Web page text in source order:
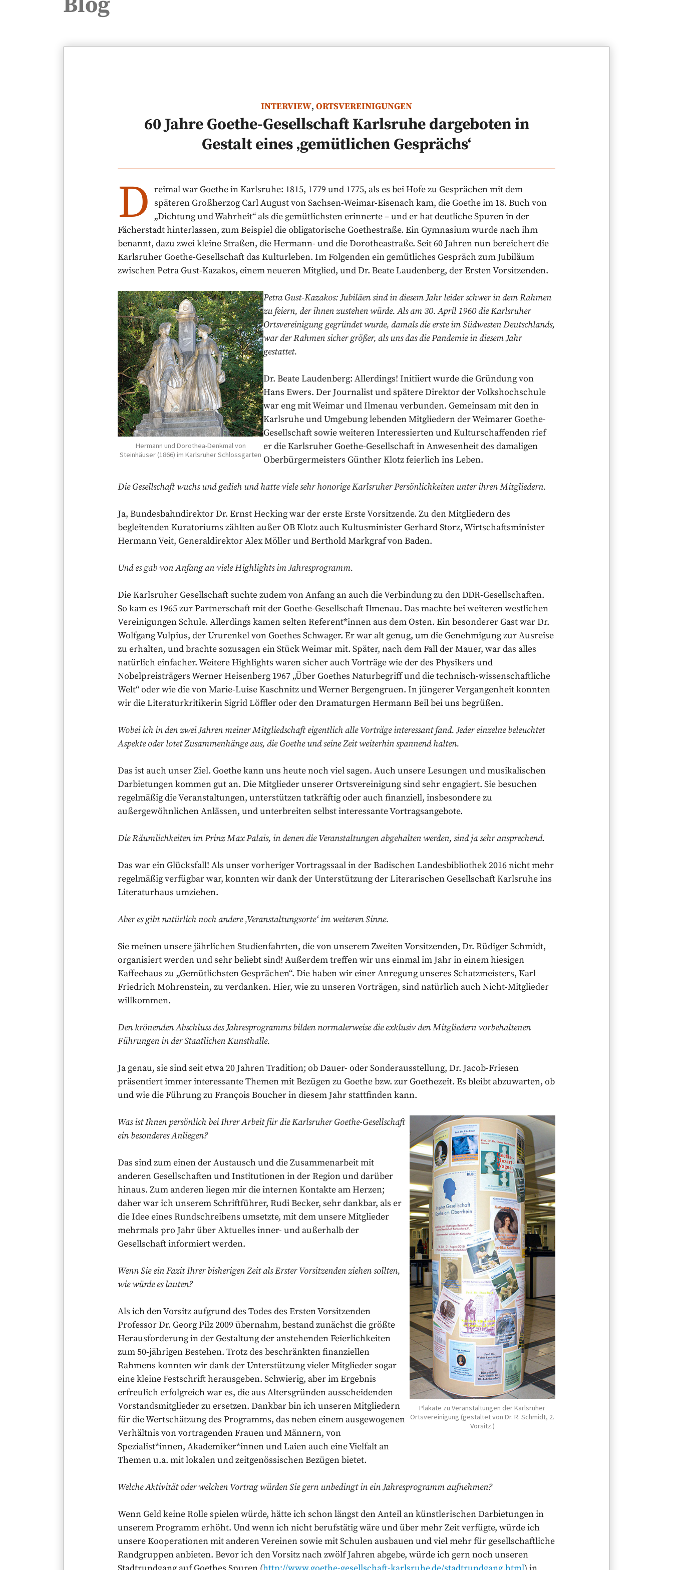
INTERVIEW, ORTSVEREINIGUNGEN
60 Jahre Goethe-Gesellschaft Karlsruhe dargeboten in
Gestalt eines ‚gemütlichen Gesprächs‘
D reimal war Goethe in Karlsruhe: 1815, 1779 und 1775, als es bei Hofe zu Gesprächen mit dem
späteren Großherzog Carl August von Sachsen-Weimar-Eisenach kam, die Goethe im 18. Buch von
„Dichtung und Wahrheit“ als die gemütlichsten erinnerte – und er hat deutliche Spuren in der
Fächerstadt hinterlassen, zum Beispiel die obligatorische Goethestraße. Ein Gymnasium wurde nach ihm
benannt, dazu zwei kleine Straßen, die Hermann- und die Dorotheastraße. Seit 60 Jahren nun bereichert die
Karlsruher Goethe-Gesellschaft das Kulturleben. Im Folgenden ein gemütliches Gespräch zum Jubiläum
zwischen Petra Gust-Kazakos, einem neueren Mitglied, und Dr. Beate Laudenberg, der Ersten Vorsitzenden.
Hermann und Dorothea-Denkmal von
Steinhäuser (1866) im Karlsruher Schlossgarten
Petra Gust-Kazakos: Jubiläen sind in diesem Jahr leider schwer in dem Rahmen
zu feiern, der ihnen zustehen würde. Als am 30. April 1960 die Karlsruher
Ortsvereinigung gegründet wurde, damals die erste im Südwesten Deutschlands,
war der Rahmen sicher größer, als uns das die Pandemie in diesem Jahr
gestattet.
Dr. Beate Laudenberg: Allerdings! Initiiert wurde die Gründung von
Hans Ewers. Der Journalist und spätere Direktor der Volkshochschule
war eng mit Weimar und Ilmenau verbunden. Gemeinsam mit den in
Karlsruhe und Umgebung lebenden Mitgliedern der Weimarer Goethe-
Gesellschaft sowie weiteren Interessierten und Kulturschaffenden rief
er die Karlsruher Goethe-Gesellschaft in Anwesenheit des damaligen
Oberbürgermeisters Günther Klotz feierlich ins Leben.
Die Gesellschaft wuchs und gedieh und hatte viele sehr honorige Karlsruher Persönlichkeiten unter ihren Mitgliedern.
Ja, Bundesbahndirektor Dr. Ernst Hecking war der erste Erste Vorsitzende. Zu den Mitgliedern des
begleitenden Kuratoriums zählten außer OB Klotz auch Kultusminister Gerhard Storz, Wirtschaftsminister
Hermann Veit, Generaldirektor Alex Möller und Berthold Markgraf von Baden.
Und es gab von Anfang an viele Highlights im Jahresprogramm.
Die Karlsruher Gesellschaft suchte zudem von Anfang an auch die Verbindung zu den DDR-Gesellschaften.
So kam es 1965 zur Partnerschaft mit der Goethe-Gesellschaft Ilmenau. Das machte bei weiteren westlichen
Vereinigungen Schule. Allerdings kamen selten Referent*innen aus dem Osten. Ein besonderer Gast war Dr.
Wolfgang Vulpius, der Ururenkel von Goethes Schwager. Er war alt genug, um die Genehmigung zur Ausreise
zu erhalten, und brachte sozusagen ein Stück Weimar mit. Später, nach dem Fall der Mauer, war das alles
natürlich einfacher. Weitere Highlights waren sicher auch Vorträge wie der des Physikers und
Nobelpreisträgers Werner Heisenberg 1967 „Über Goethes Naturbegriff und die technisch-wissenschaftliche
Welt“ oder wie die von Marie-Luise Kaschnitz und Werner Bergengruen. In jüngerer Vergangenheit konnten
wir die Literaturkritikerin Sigrid Löffler oder den Dramaturgen Hermann Beil bei uns begrüßen.
Wobei ich in den zwei Jahren meiner Mitgliedschaft eigentlich alle Vorträge interessant fand. Jeder einzelne beleuchtet
Aspekte oder lotet Zusammenhänge aus, die Goethe und seine Zeit weiterhin spannend halten.
Das ist auch unser Ziel. Goethe kann uns heute noch viel sagen. Auch unsere Lesungen und musikalischen
Darbietungen kommen gut an. Die Mitglieder unserer Ortsvereinigung sind sehr engagiert. Sie besuchen
regelmäßig die Veranstaltungen, unterstützen tatkräftig oder auch finanziell, insbesondere zu
außergewöhnlichen Anlässen, und unterbreiten selbst interessante Vortragsangebote.
Die Räumlichkeiten im Prinz Max Palais, in denen die Veranstaltungen abgehalten werden, sind ja sehr ansprechend.
Das war ein Glücksfall! Als unser vorheriger Vortragssaal in der Badischen Landesbibliothek 2016 nicht mehr
regelmäßig verfügbar war, konnten wir dank der Unterstützung der Literarischen Gesellschaft Karlsruhe ins
Literaturhaus umziehen.
Aber es gibt natürlich noch andere ‚Veranstaltungsorte‘ im weiteren Sinne.
Sie meinen unsere jährlichen Studienfahrten, die von unserem Zweiten Vorsitzenden, Dr. Rüdiger Schmidt,
organisiert werden und sehr beliebt sind! Außerdem treffen wir uns einmal im Jahr in einem hiesigen
Kaffeehaus zu „Gemütlichsten Gesprächen“. Die haben wir einer Anregung unseres Schatzmeisters, Karl
Friedrich Mohrenstein, zu verdanken. Hier, wie zu unseren Vorträgen, sind natürlich auch Nicht-Mitglieder
willkommen.
Den krönenden Abschluss des Jahresprogramms bilden normalerweise die exklusiv den Mitgliedern vorbehaltenen
Führungen in der Staatlichen Kunsthalle.
Ja genau, sie sind seit etwa 20 Jahren Tradition; ob Dauer- oder Sonderausstellung, Dr. Jacob-Friesen
präsentiert immer interessante Themen mit Bezügen zu Goethe bzw. zur Goethezeit. Es bleibt abzuwarten, ob
und wie die Führung zu François Boucher in diesem Jahr stattfinden kann.
Was ist Ihnen persönlich bei Ihrer Arbeit für die Karlsruher Goethe-Gesellschaft
ein besonderes Anliegen?
Das sind zum einen der Austausch und die Zusammenarbeit mit
anderen Gesellschaften und Institutionen in der Region und darüber
hinaus. Zum anderen liegen mir die internen Kontakte am Herzen;
daher war ich unserem Schriftführer, Rudi Becker, sehr dankbar, als er
die Idee eines Rundschreibens umsetzte, mit dem unsere Mitglieder
mehrmals pro Jahr über Aktuelles inner- und außerhalb der
Gesellschaft informiert werden.
Wenn Sie ein Fazit Ihrer bisherigen Zeit als Erster Vorsitzenden ziehen sollten,
wie würde es lauten?
Als ich den Vorsitz aufgrund des Todes des Ersten Vorsitzenden
Professor Dr. Georg Pilz 2009 übernahm, bestand zunächst die größte
Herausforderung in der Gestaltung der anstehenden Feierlichkeiten
zum 50-jährigen Bestehen. Trotz des beschränkten finanziellen
Rahmens konnten wir dank der Unterstützung vieler Mitglieder sogar
eine kleine Festschrift herausgeben. Schwierig, aber im Ergebnis
erfreulich erfolgreich war es, die aus Altersgründen ausscheidenden
Vorstandsmitglieder zu ersetzen. Dankbar bin ich unseren Mitgliedern
für die Wertschätzung des Programms, das neben einem ausgewogenen
Verhältnis von vortragenden Frauen und Männern, von
Spezialist*innen, Akademiker*innen und Laien auch eine Vielfalt an
Themen u.a. mit lokalen und zeitgenössischen Bezügen bietet.
Plakate zu Veranstaltungen der Karlsruher
Ortsvereinigung (gestaltet von Dr. R. Schmidt, 2.
Vorsitz.)
Welche Aktivität oder welchen Vortrag würden Sie gern unbedingt in ein Jahresprogramm aufnehmen?
Wenn Geld keine Rolle spielen würde, hätte ich schon längst den Anteil an künstlerischen Darbietungen in
unserem Programm erhöht. Und wenn ich nicht berufstätig wäre und über mehr Zeit verfügte, würde ich
unsere Kooperationen mit anderen Vereinen sowie mit Schulen ausbauen und viel mehr für gesellschaftliche
Randgruppen anbieten. Bevor ich den Vorsitz nach zwölf Jahren abgebe, würde ich gern noch unseren